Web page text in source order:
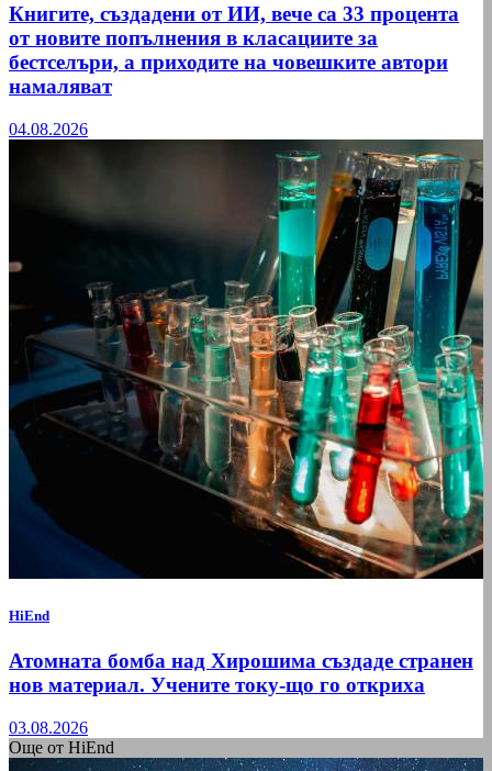
Книгите, създадени от ИИ, вече са 33 процента
от новите попълнения в класациите за
бестселъри, а приходите на човешките автори
намаляват
04.08.2026
HiEnd
Атомната бомба над Хирошима създаде странен
нов материал. Учените току-що го откриха
03.08.2026
Още от HiEnd